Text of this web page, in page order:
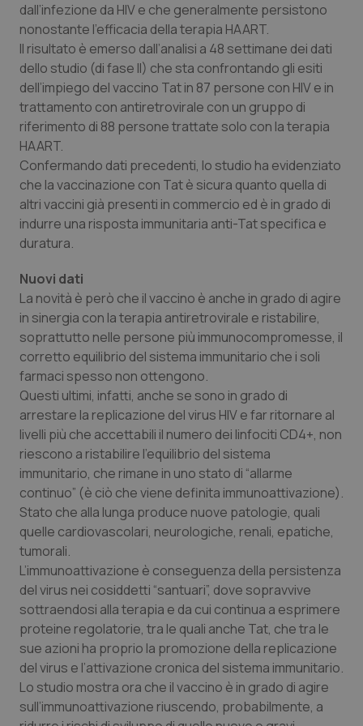
Calabria
Campania
Emilia-Romagna
Friuli Venezia Giulia
Lazio
Liguria
Marche
Molise
Piemonte
Provincia Autonoma di Bolzano
Provincia Autonoma di Trento
Puglia
Sardegna
Sicilia
Toscana
Umbria
Asma & BPCO
Car-T
Colesterolo & coronaropatie
Dermatite Atopica
Diabete & glucometri
Disturbi dell’umore
Donna & Salute
Epatiti
HIV
Infezioni & Febbre
Ipertensione & Scompenso
Malattie rare
Malattia di Crohn & Rettocolite Ulcerosa
Neuroscienze & patologie neurodegenerative
Obesità
Oftalmologia
dall’infezione da HIV e che generalmente persistono
nonostante l’efficacia della terapia HAART.
Il risultato è emerso dall’analisi a 48 settimane dei dati
dello studio (di fase II) che sta confrontando gli esiti
dell’impiego del vaccino Tat in 87 persone con HIV e in
trattamento con antiretrovirale con un gruppo di
riferimento di 88 persone trattate solo con la terapia
HAART.
Confermando dati precedenti, lo studio ha evidenziato
che la vaccinazione con Tat è sicura quanto quella di
altri vaccini già presenti in commercio ed è in grado di
indurre una risposta immunitaria anti-Tat specifica e
duratura.
Nuovi dati
La novità è però che il vaccino è anche in grado di agire
in sinergia con la terapia antiretrovirale e ristabilire,
soprattutto nelle persone più immunocompromesse, il
corretto equilibrio del sistema immunitario che i soli
farmaci spesso non ottengono.
Questi ultimi, infatti, anche se sono in grado di
arrestare la replicazione del virus HIV e far ritornare al
livelli più che accettabili il numero dei linfociti CD4+, non
riescono a ristabilire l’equilibrio del sistema
immunitario, che rimane in uno stato di “allarme
continuo” (è ciò che viene definita immunoattivazione).
Stato che alla lunga produce nuove patologie, quali
quelle cardiovascolari, neurologiche, renali, epatiche,
tumorali.
L’immunoattivazione è conseguenza della persistenza
del virus nei cosiddetti “santuari”, dove sopravvive
sottraendosi alla terapia e da cui continua a esprimere
proteine regolatorie, tra le quali anche Tat, che tra le
sue azioni ha proprio la promozione della replicazione
del virus e l’attivazione cronica del sistema immunitario.
Lo studio mostra ora che il vaccino è in grado di agire
sull’immunoattivazione riuscendo, probabilmente, a